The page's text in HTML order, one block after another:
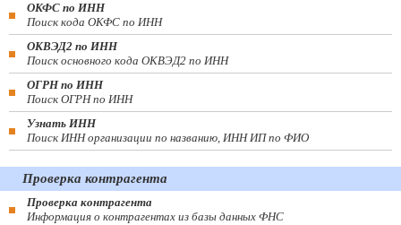
ОКФС по ИНН
Поиск кода ОКФС по ИНН
ОКВЭД2 по ИНН
Поиск основного кода ОКВЭД2 по ИНН
ОГРН по ИНН
Поиск ОГРН по ИНН
Узнать ИНН
Поиск ИНН организации по названию, ИНН ИП по ФИО
Проверка контрагента
Проверка контрагента
Информация о контрагентах из базы данных ФНС